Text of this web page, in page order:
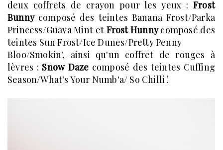
deux coffrets de crayon pour les yeux : Frost
Bunnycomposé des teintes Banana Frost/Parka
Princess/Guava Mint et Frost Hunnycomposé des
teintes Sun Frost/Ice Dunes/Pretty Penny
Bloo/Smokin', ainsi qu'un coffret de rouges à
lèvres : Snow Daze composé des teintes Cuffing
Season/What's Your Numb'a/ So Chilli !